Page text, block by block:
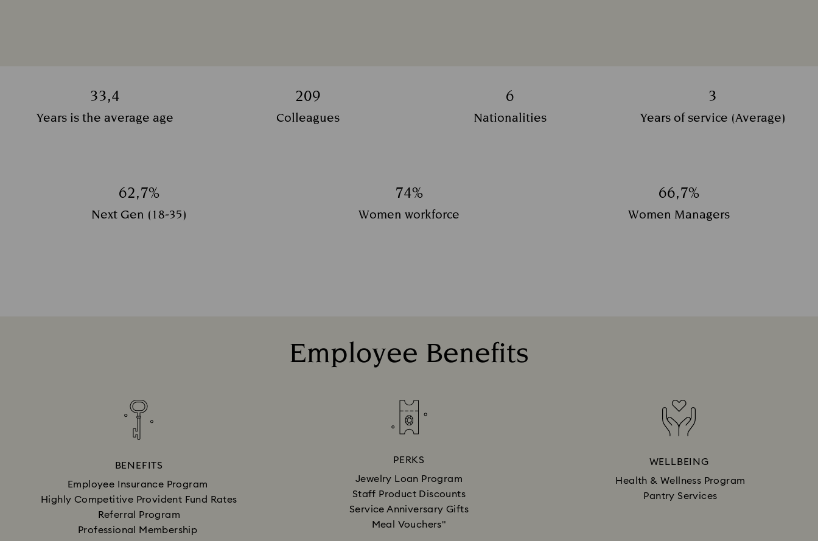
33,4
Years is the average age
209
Colleagues
6
Title:
Nationalities
3
Title:
Years of service (Average)
62,7%
Next Gen (18-35)
74%
Title:
Women workforce
66,7%
Women Managers
Employee Benefits
BENEFITS
Employee Insurance Program
Highly Competitive Provident Fund Rates
Referral Program
Professional Membership
PERKS
Jewelry Loan Program
Staff Product Discounts
Service Anniversary Gifts
Meal Vouchers"
WELLBEING
Health & Wellness Program
Pantry Services